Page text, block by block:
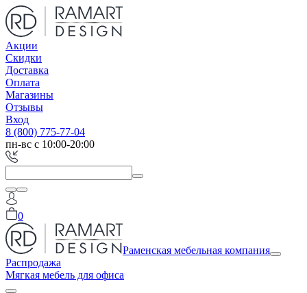
Акции
Скидки
Доставка
Оплата
Магазины
Отзывы
Вход
8 (800) 775-77-04
пн-вс с 10:00-20:00
0
Раменская мебельная компания
Распродажа
Мягкая мебель для офиса